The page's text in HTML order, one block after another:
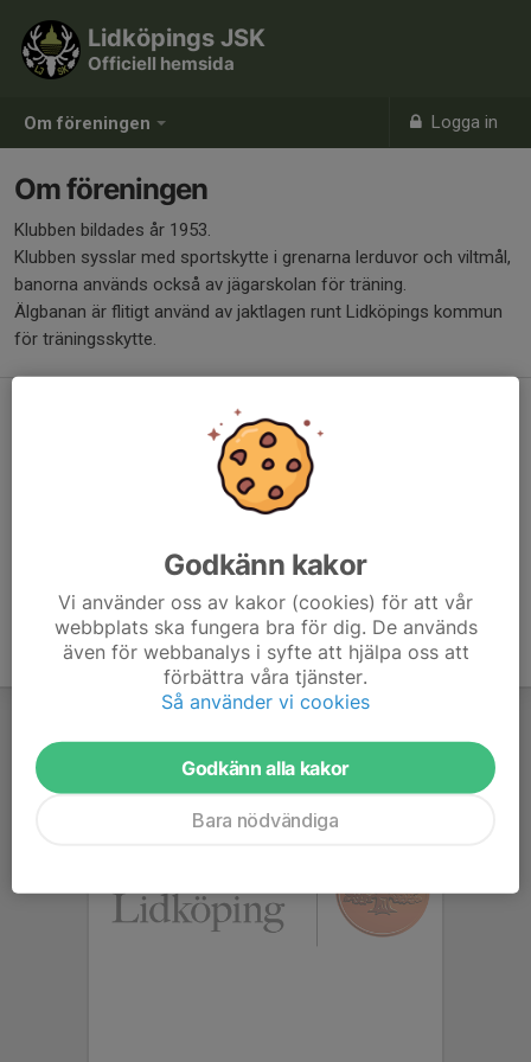
Om föreningen Logga in
Lidköpings JSK
Officiell hemsida
Om föreningen
Klubben bildades år 1953.
Klubben sysslar med sportskytte i grenarna lerduvor och viltmål,
banorna används också av jägarskolan för träning.
Älgbanan är flitigt använd av jaktlagen runt Lidköpings kommun
för träningsskytte.
Godkänn kakor
Vi använder oss av kakor (cookies) för att vår
webbplats ska fungera bra för dig. De används
även för webbanalys i syfte att hjälpa oss att
förbättra våra tjänster.
Så använder vi cookies
Godkänn alla kakor
Bara nödvändiga